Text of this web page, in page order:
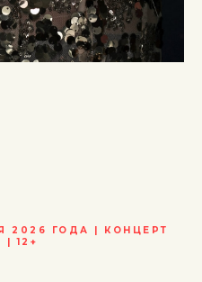
2026 ГОДА | КОНЦЕРТ
12+